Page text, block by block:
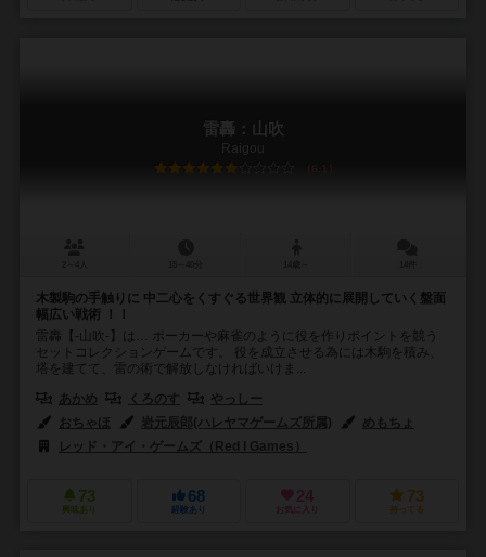
雷轟：山吹
Raigou
6.1
木製駒の手触りに 中二心をくすぐる世界観 立体的に展開していく盤面
幅広い戦術 ！！
雷轟【-山吹-】は… ポーカーや麻雀のように役を作りポイントを競う
セットコレクションゲームです。 役を成立させる為には木駒を積み、
塔を建てて、雷の術で解放しなければいけま...
あかめ
くろのす
やっしー
おちゃほ
岩元辰郎(ハレヤマゲームズ所属)
めもちょ
レッド・アイ・ゲームズ（Red I Games）
73
興味あり
68
経験あり
24
お気に入り
73
持ってる